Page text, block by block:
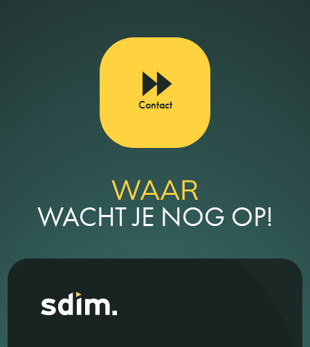
Contact
WAAR
WACHT JE NOG OP!